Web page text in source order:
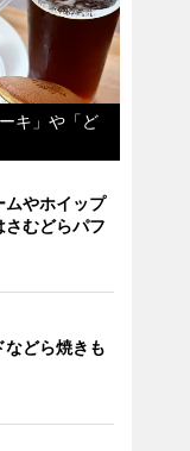
キ」や「ど
ムやホイップ
さむどらパフ
などら焼きも